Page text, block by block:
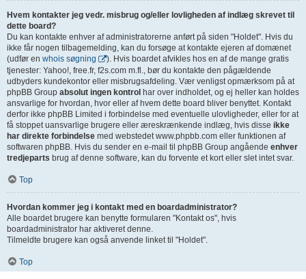
Hvem kontakter jeg vedr. misbrug og/eller lovligheden af indlæg skrevet til
dette board?
Du kan kontakte enhver af administratorerne anført på siden "Holdet". Hvis du
ikke får nogen tilbagemelding, kan du forsøge at kontakte ejeren af domænet
(udfør en whois søgning
). Hvis boardet afvikles hos en af de mange gratis
tjenester: Yahoo!, free.fr, f2s.com m.fl., bør du kontakte den pågældende
udbyders kundekontor eller misbrugsafdeling. Vær venligst opmærksom på at
phpBB Group absolut ingen kontrol har over indholdet, og ej heller kan holdes
ansvarlige for hvordan, hvor eller af hvem dette board bliver benyttet. Kontakt
derfor ikke phpBB Limited i forbindelse med eventuelle ulovligheder, eller for at
få stoppet uansvarlige brugere eller æreskrænkende indlæg, hvis disse ikke
har direkte forbindelse med webstedet www.phpbb.com eller funktionen af
softwaren phpBB. Hvis du sender en e-mail til phpBB Group angående enhver
tredjeparts brug af denne software, kan du forvente et kort eller slet intet svar.
Top
Hvordan kommer jeg i kontakt med en boardadministrator?
Alle boardet brugere kan benytte formularen "Kontakt os", hvis
boardadministrator har aktiveret denne.
Tilmeldte brugere kan også anvende linket til "Holdet".
Top